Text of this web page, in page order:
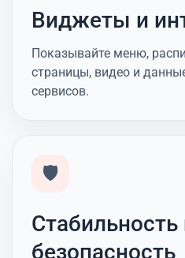
Виджеты и
Показывайте меню,
страницы, видео и
сервисов.
🛡️
Стабильность
безопасность